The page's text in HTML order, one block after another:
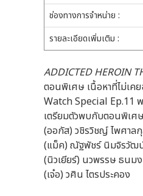
ช่องทางการจำหน่าย :
รายละเอียดเพิ่มเติม :
ADDICTED HEROIN
ตอนพิเศษ เนื้อหาที่ไม่เค
Watch Special Ep.11
เตรียมตัวพบกับตอนพิเศ
(ออกัส) วชิรวิชญ์ ไพศาล
(แม็ค) ณัฐพัชร์ นิมจิรวัฒ
(นิวเยียร์) นวพรรษ ธนม
(เจ๋อ) วศิน ไตรประคอง